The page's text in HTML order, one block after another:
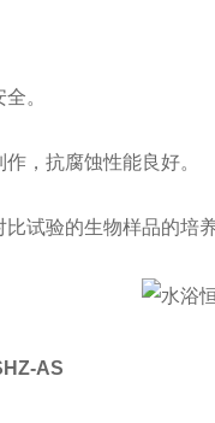
。
，抗腐蚀性能良好。
试验的生物样品的培
AS